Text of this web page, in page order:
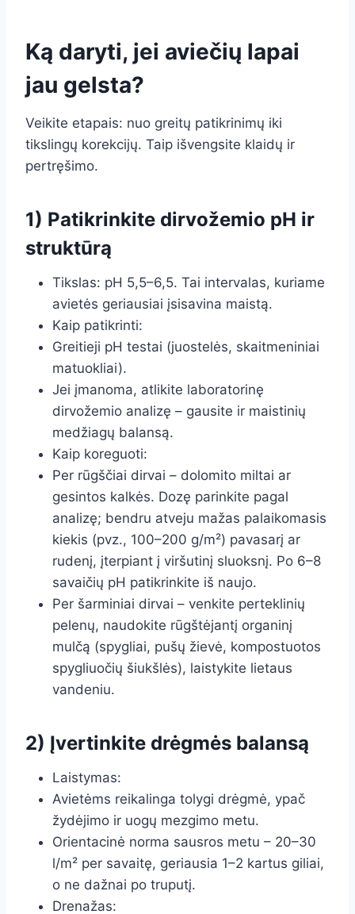
Ką daryti, jei aviečių lapai
jau gelsta?
Veikite etapais: nuo greitų patikrinimų iki
tikslingų korekcijų. Taip išvengsite klaidų ir
pertręšimo.
1) Patikrinkite dirvožemio pH ir
struktūrą
Tikslas: pH 5,5–6,5. Tai intervalas, kuriame
avietės geriausiai įsisavina maistą.
Kaip patikrinti:
Greitieji pH testai (juostelės, skaitmeniniai
matuokliai).
Jei įmanoma, atlikite laboratorinę
dirvožemio analizę – gausite ir maistinių
medžiagų balansą.
Kaip koreguoti:
Per rūgščiai dirvai – dolomito miltai ar
gesintos kalkės. Dozę parinkite pagal
analizę; bendru atveju mažas palaikomasis
kiekis (pvz., 100–200 g/m²) pavasarį ar
rudenį, įterpiant į viršutinį sluoksnį. Po 6–8
savaičių pH patikrinkite iš naujo.
Per šarminiai dirvai – venkite perteklinių
pelenų, naudokite rūgštėjantį organinį
mulčą (spygliai, pušų žievė, kompostuotos
spygliuočių šiukšlės), laistykite lietaus
vandeniu.
2) Įvertinkite drėgmės balansą
Laistymas:
Avietėms reikalinga tolygi drėgmė, ypač
žydėjimo ir uogų mezgimo metu.
Orientacinė norma sausros metu – 20–30
l/m² per savaitę, geriausia 1–2 kartus giliai,
o ne dažnai po truputį.
Drenažas: